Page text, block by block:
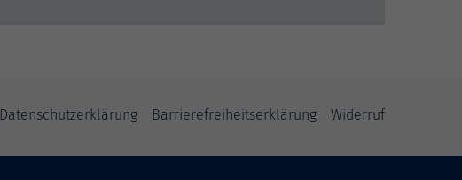
Datenschutzerklärung Barrierefreiheitserklärung Widerruf